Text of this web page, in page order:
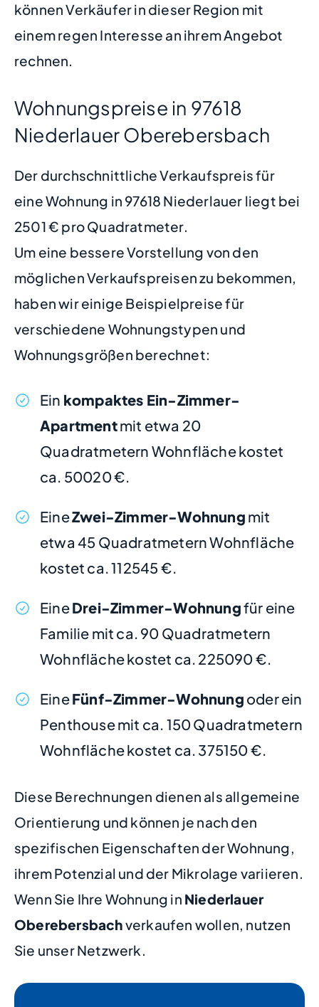
können Verkäufer in dieser Region mit
einem regen Interesse an ihrem Angebot
rechnen.
Wohnungspreise in 97618
Niederlauer Oberebersbach
Der durchschnittliche Verkaufspreis für
eine Wohnung in 97618 Niederlauer liegt bei
2501 € pro Quadratmeter.
Um eine bessere Vorstellung von den
möglichen Verkaufspreisen zu bekommen,
haben wir einige Beispielpreise für
verschiedene Wohnungstypen und
Wohnungsgrößen berechnet:
Ein kompaktes Ein-Zimmer-
Apartmentmit etwa 20
Quadratmetern Wohnfläche kostet
ca. 50020 €.
EineZwei-Zimmer-Wohnung mit
etwa 45 Quadratmetern Wohnfläche
kostet ca. 112545 €.
EineDrei-Zimmer-Wohnungfür eine
Familie mit ca. 90 Quadratmetern
Wohnfläche kostet ca. 225090 €.
EineFünf-Zimmer-Wohnung oder ein
Penthouse mit ca. 150 Quadratmetern
Wohnfläche kostet ca. 375150 €.
Diese Berechnungen dienen als allgemeine
Orientierung und können je nach den
spezifischen Eigenschaften der Wohnung,
ihrem Potenzial und der Mikrolage variieren.
Wenn Sie Ihre Wohnung in Niederlauer
Oberebersbachverkaufen wollen, nutzen
Sie unser Netzwerk.